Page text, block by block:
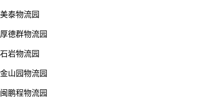
美泰物流园
厚德群物流园
石岩物流园
金山园物流园
闽鹏程物流园